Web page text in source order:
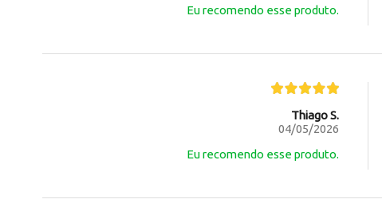
Eu recomendo esse produto.
Thiago S.
04/05/2026
Eu recomendo esse produto.